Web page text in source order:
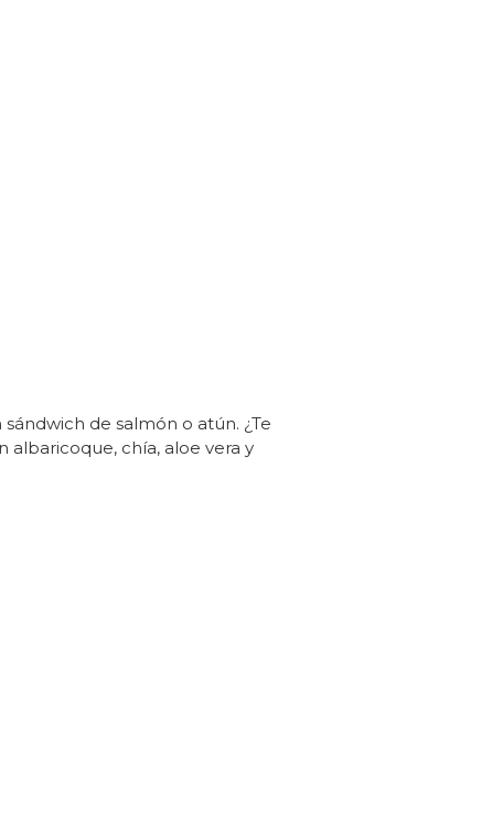
de salmón o atún. ¿Te
albaricoque, chía, aloe vera y